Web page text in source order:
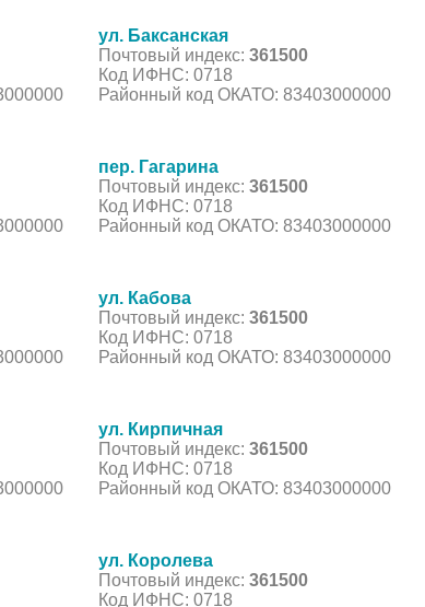
ул. Баксанская
Почтовый индекс: 361500
Код ИФНС: 0718
Районный код ОКАТО: 83403000000
пер. Гагарина
Почтовый индекс: 361500
Код ИФНС: 0718
Районный код ОКАТО: 83403000000
ул. Кабова
Почтовый индекс: 361500
Код ИФНС: 0718
Районный код ОКАТО: 83403000000
ул. Кирпичная
Почтовый индекс: 361500
Код ИФНС: 0718
Районный код ОКАТО: 83403000000
ул. Королева
Почтовый индекс: 361500
Код ИФНС: 0718